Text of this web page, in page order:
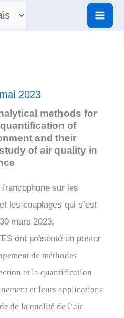
2023
methods for
of
and their
of air quality in
sur les
les couplages qui s’est
mars 2023,
ont présenté un poster
de méthodes
et la quantification
et leurs applications
de la qualité de l’air